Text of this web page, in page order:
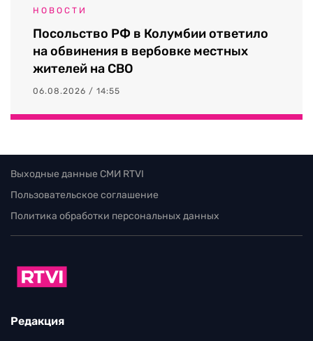
НОВОСТИ
Посольство РФ в Колумбии ответило
на обвинения в вербовке местных
жителей на СВО
06.08.2026 / 14:55
Выходные данные СМИ RTVI
Пользовательское соглашение
Политика обработки персональных данных
Редакция